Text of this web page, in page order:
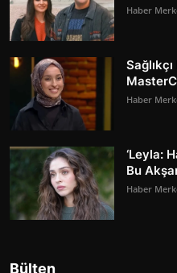
Haber
Haber
‘Leyla:
Bu
Haber
Bülten